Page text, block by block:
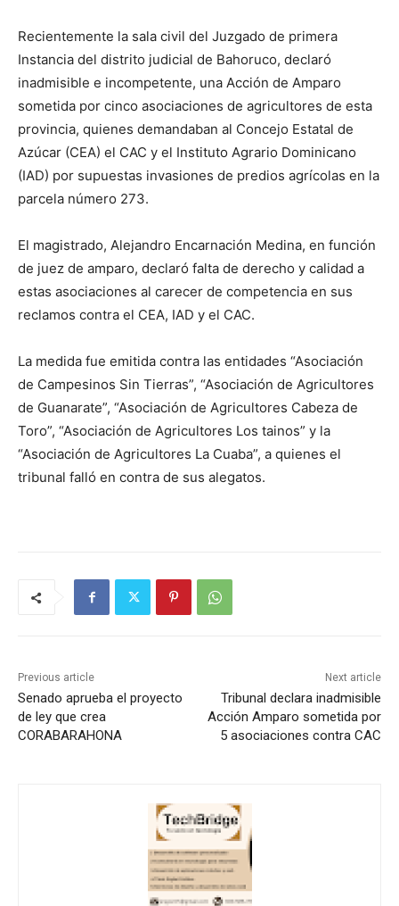
Recientemente la sala civil del Juzgado de primera
Instancia del distrito judicial de Bahoruco, declaró
inadmisible e incompetente, una Acción de Amparo
sometida por cinco asociaciones de agricultores de esta
provincia, quienes demandaban al Concejo Estatal de
Azúcar (CEA) el CAC y el Instituto Agrario Dominicano
(IAD) por supuestas invasiones de predios agrícolas en la
parcela número 273.
El magistrado, Alejandro Encarnación Medina, en función
de juez de amparo, declaró falta de derecho y calidad a
estas asociaciones al carecer de competencia en sus
reclamos contra el CEA, IAD y el CAC.
La medida fue emitida contra las entidades “Asociación
de Campesinos Sin Tierras”, “Asociación de Agricultores
de Guanarate”, “Asociación de Agricultores Cabeza de
Toro”, “Asociación de Agricultores Los tainos” y la
“Asociación de Agricultores La Cuaba”, a quienes el
tribunal falló en contra de sus alegatos.
Previous article
Senado aprueba el proyecto
de ley que crea
CORABARAHONA
Next article
Tribunal declara inadmisible
Acción Amparo sometida por
5 asociaciones contra CAC